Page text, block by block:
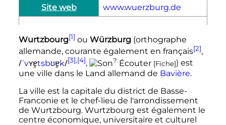
Site web
www.wuerzburg.de
Wurtzbourg[1] ou Würzburg (orthographe
allemande, courante également en français[2],
/ˈvʏɐ̯tsbʊɐ̯k/[3],[4], ? Écouter [Fiche]) est
une ville dans le Land allemand de Bavière.
La ville est la capitale du district de Basse-
Franconie et le chef-lieu de l'arrondissement
de Wurtzbourg. Wurtzbourg est également le
centre économique, universitaire et culturel